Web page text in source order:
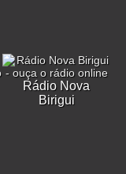
Rádio Nova
Birigui